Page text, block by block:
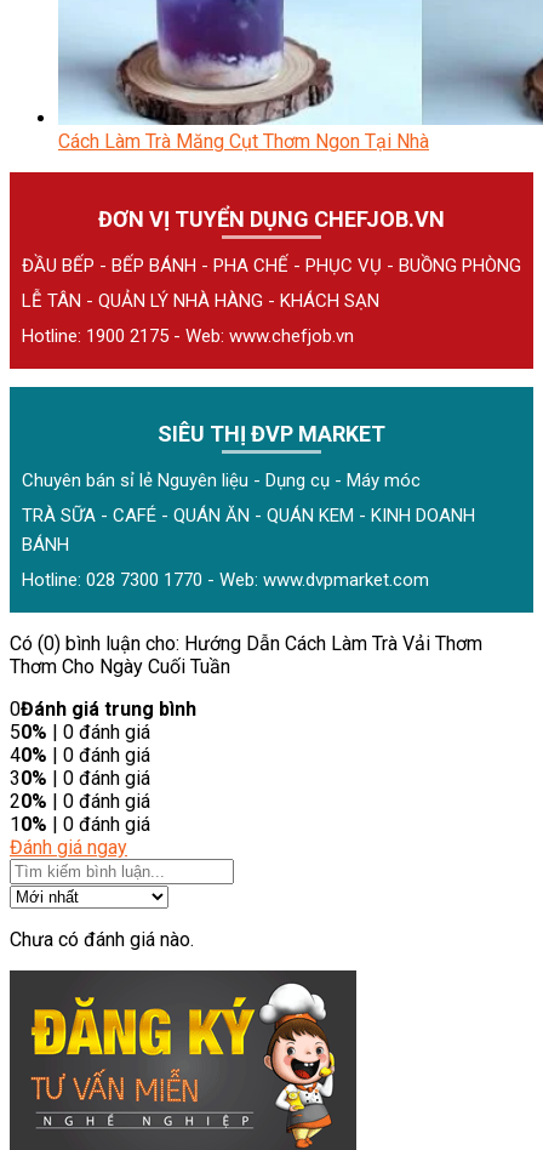
Cách Làm Trà Măng Cụt Thơm Ngon Tại Nhà
ĐƠN VỊ TUYỂN DỤNG CHEFJOB.VN
ĐẦU BẾP - BẾP BÁNH - PHA CHẾ - PHỤC VỤ - BUỒNG PHÒNG
LỄ TÂN - QUẢN LÝ NHÀ HÀNG - KHÁCH SẠN
Hotline: 1900 2175 - Web: www.chefjob.vn
SIÊU THỊ ĐVP MARKET
Chuyên bán sỉ lẻ Nguyên liệu - Dụng cụ - Máy móc
TRÀ SỮA - CAFÉ - QUÁN ĂN - QUÁN KEM - KINH DOANH
BÁNH
Hotline: 028 7300 1770 - Web: www.dvpmarket.com
Có (0) bình luận cho: Hướng Dẫn Cách Làm Trà Vải Thơm
Thơm Cho Ngày Cuối Tuần
0Đánh giá trung bình
50% | 0 đánh giá
40% | 0 đánh giá
30% | 0 đánh giá
20% | 0 đánh giá
10% | 0 đánh giá
Đánh giá ngay
Chưa có đánh giá nào.